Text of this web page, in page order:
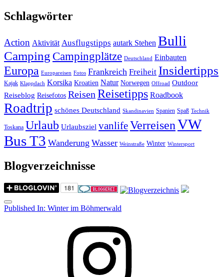
Schlagwörter
Action Aktivität Ausflugstipps autark Stehen Bulli
Camping Campingplätze Deutschland Einbauten
Europa Europareisen Fotos Frankreich Freiheit Insidertipps
Kajak Klappdach Korsika Kroatien Natur Norwegen Offroad Outdoor
Reiseblog Reisefotos ReisenReisetipps Roadbook
Roadtrip schönes Deutschland Skandinavien Spanien Spaß Technik
Toskana Urlaub Urlaubsziel vanlifeVerreisenVW
Bus T3 Wanderung Wasser Weinstraße Winter Wintersport
Blogverzeichnisse
Menu
Post
Published In: Winter im Böhmerwald